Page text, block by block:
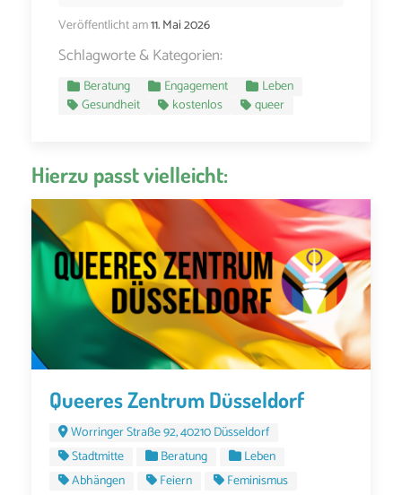
Veröffentlicht am11. Mai 2026
Schlagworte & Kategorien:
Beratung Engagement
Leben
Gesundheit
kostenlos queer
Hierzu passt vielleicht:
Queeres Zentrum Düsseldorf
Worringer Straße 92, 40210 Düsseldorf
Stadtmitte
Beratung
Leben
Abhängen
Feiern Feminismus